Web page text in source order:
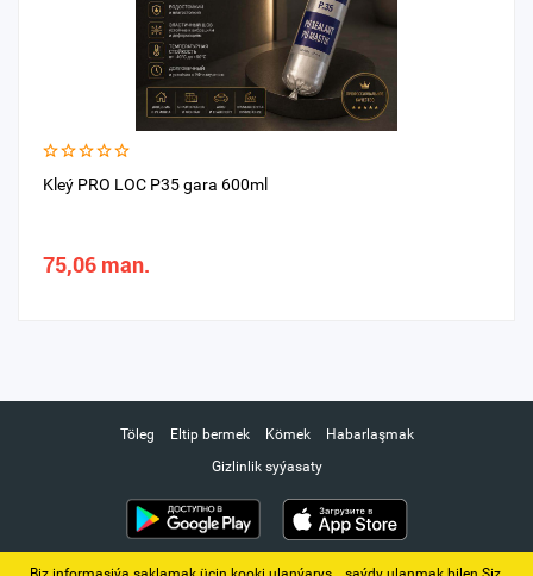
Kleý PRO LOC P35 gara 600ml
75,06 man.
Töleg Eltip bermek Kömek
Habarlaşmak
Gizlinlik syýasaty